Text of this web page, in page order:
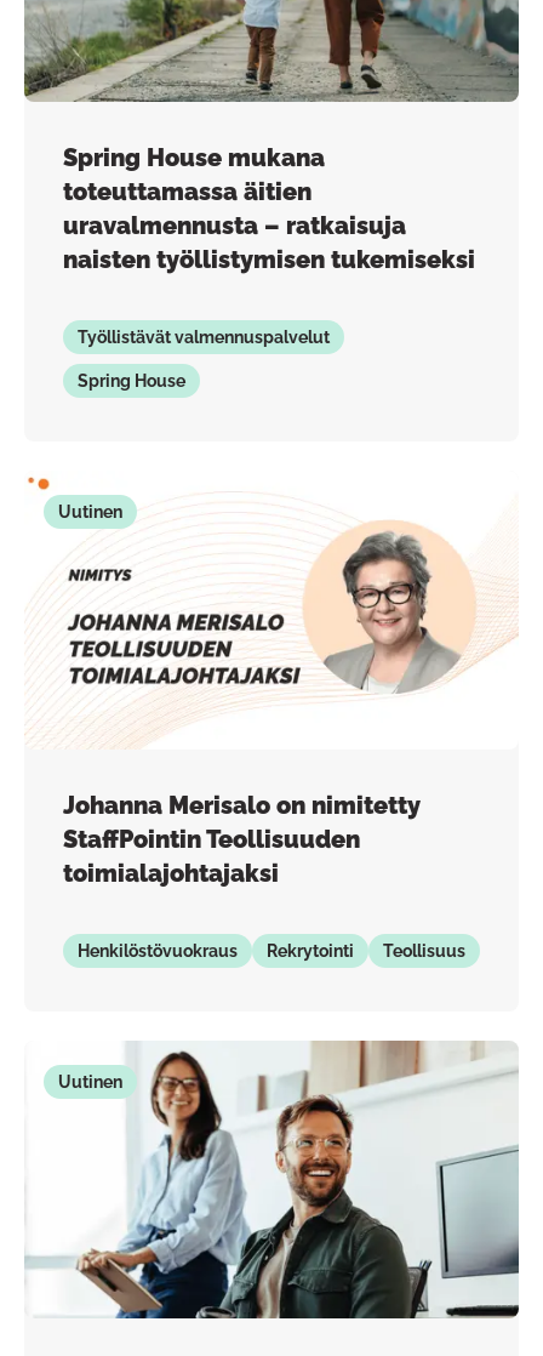
Spring House mukana
toteuttamassa äitien
uravalmennusta – ratkaisuja
naisten työllistymisen tukemiseksi
Työllistävät valmennuspalvelut
Spring House
Uutinen
Johanna Merisalo on nimitetty
StaffPointin Teollisuuden
toimialajohtajaksi
Henkilöstövuokraus Rekrytointi Teollisuus
Uutinen